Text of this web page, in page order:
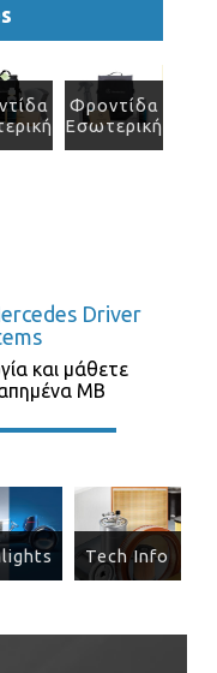
Φροντίδα
Εσωτερική
Driver
και μάθετε
ΜΒ
Tech Info